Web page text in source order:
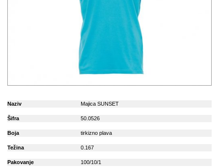
Naziv Majica SUNSET
Šifra 50.0526
Boja tirkizno plava
Težina 0.167
Pakovanje 100/10/1